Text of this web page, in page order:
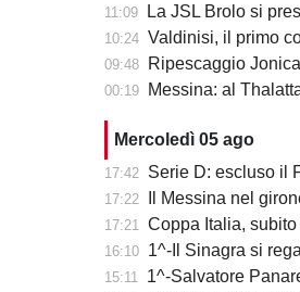
11:09 La JSL Brolo si
10:24 Valdinisi, il primo
09:48 Ripescaggio Jonica, il
00:19 Messina: al Thalatta
Mercoledì 05 ago
17:42 Serie D: escluso il
17:22 Il Messina nel
17:21 Coppa Italia,
16:10 1^-Il Sinagra si
15:11 1^-Salvatore